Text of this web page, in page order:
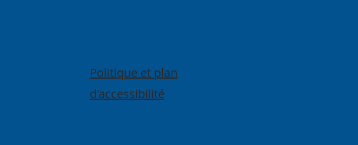
Politique et plan
d'accessibilité